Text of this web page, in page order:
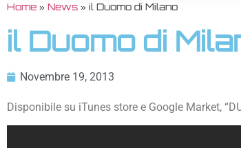
Home » News » il Duomo di Milano
il Duomo di
Novembre 19, 2013
Disponibile su iTunes store e Google Market,